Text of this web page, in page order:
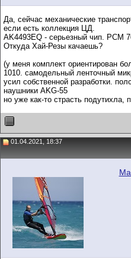
Да, сейчас механические
если есть коллекция ЦД.
AK4493EQ - серьезный чип. PCM
Откуда Хай-Резы качаешь?
(у меня комплект ориентирован
1010. самодельный ленточный
усил собственной разработки.
наушники AKG-55
но уже как-то страсть подутихла,
01.04.2021, 18:37